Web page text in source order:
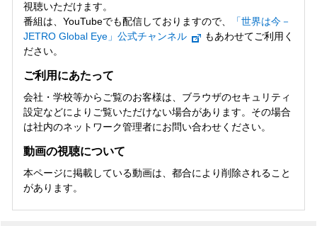
視聴いただけます。
番組は、YouTubeでも配信しておりますので、
「世界は今－
JETRO Global Eye」公式チャンネル
もあわせてご利用く
ださい。
ご利用にあたって
会社・学校等からご覧のお客様は、ブラウザのセキュリティ
設定などによりご覧いただけない場合があります。その場合
は社内のネットワーク管理者にお問い合わせください。
動画の視聴について
本ページに掲載している動画は、都合により削除されること
があります。